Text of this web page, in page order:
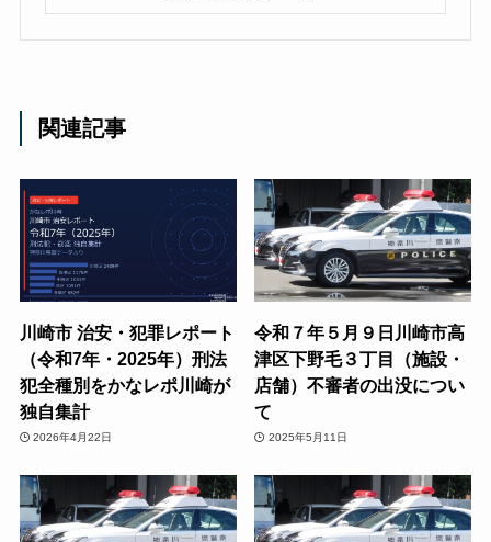
関連記事
川崎市 治安・犯罪レポート
（令和7年・2025年）刑法
犯全種別をかなレポ川崎が
独自集計
2026年4月22日
令和７年５月９日川崎市高
津区下野毛３丁目（施設・
店舗）不審者の出没につい
て
2025年5月11日